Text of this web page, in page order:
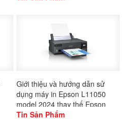
Giới thiệu và hướng dẫn sử
dụng máy in Epson L11050
model 2024 thay thế Epson
L1300
Tin Sản Phẩm